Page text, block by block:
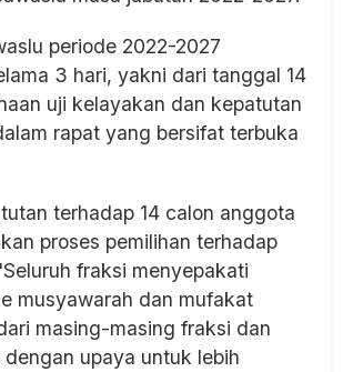
periode 2022-2027
3 hari, yakni dari tanggal 14
uji kelayakan dan kepatutan
rapat yang bersifat terbuka
terhadap 14 calon anggota
proses pemilihan terhadap
fraksi menyepakati
musyawarah dan mufakat
masing-masing fraksi dan
upaya untuk lebih